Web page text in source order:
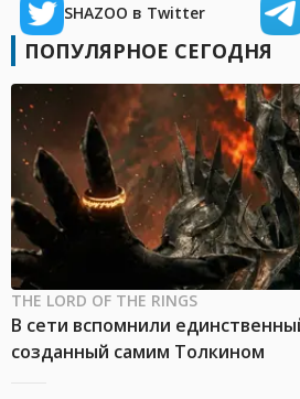
SHAZOO в Twitter
ПОПУЛЯРНОЕ СЕГОДНЯ
THE LORD OF THE RINGS
В сети вспомнили
созданный самим Толкином